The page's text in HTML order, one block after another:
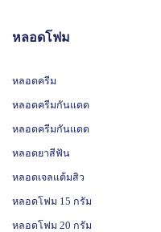
หลอดโฟม
หลอดครีม
หลอดครีมกันแดด
หลอดครีมกันแดด
หลอดยาสีฟัน
หลอดเจลแต้มสิว
หลอดโฟม 15 กรัม
หลอดโฟม 20 กรัม